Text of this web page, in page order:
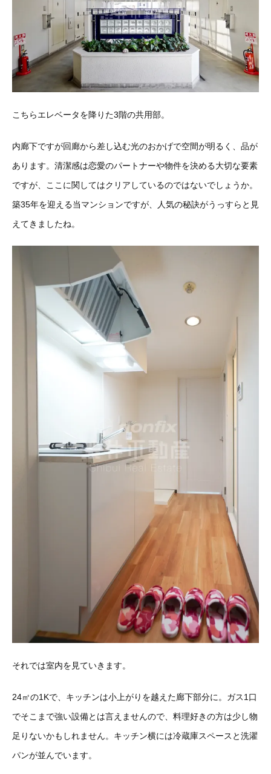
こちらエレベータを降りた3階の共用部。
内廊下ですが回廊から差し込む光のおかげで空間が明るく、品が
あります。清潔感は恋愛のパートナーや物件を決める大切な要素
ですが、ここに関してはクリアしているのではないでしょうか。
築35年を迎える当マンションですが、人気の秘訣がうっすらと見
えてきましたね。
それでは室内を見ていきます。
24㎡の1Kで、キッチンは小上がりを越えた廊下部分に。ガス1口
でそこまで強い設備とは言えませんので、料理好きの方は少し物
足りないかもしれません。キッチン横には冷蔵庫スペースと洗濯
パンが並んでいます。